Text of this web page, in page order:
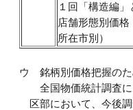
１回「構造編
店舗形態別価
所在市別）
ウ
銘柄別価格把握の
全国物価統計調査に
区部において、今後